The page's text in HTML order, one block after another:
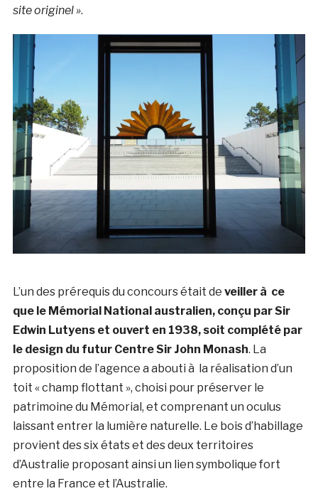
site originel ».
L’un des prérequis du concours était de veiller à ce
que le Mémorial National australien, conçu par Sir
Edwin Lutyens et ouvert en 1938, soit complété par
le design du futur Centre Sir John Monash. La
proposition de l’agence a abouti à la réalisation d’un
toit « champ flottant », choisi pour préserver le
patrimoine du Mémorial, et comprenant un oculus
laissant entrer la lumière naturelle. Le bois d’habillage
provient des six états et des deux territoires
d’Australie proposant ainsi un lien symbolique fort
entre la France et l’Australie.